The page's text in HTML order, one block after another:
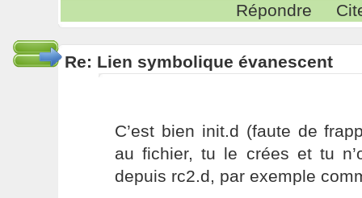
Répondre
Re: Lien symbolique évanescent
C’est bien init.d (faute de
au fichier, tu le crées et tu
depuis rc2.d, par exemple